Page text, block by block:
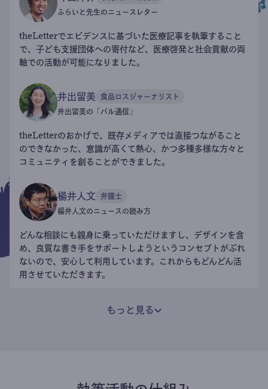
ふらいと先生のニュースレター
theLetterでエビデンスに基づいた医療記事を執筆すること
で、子ども支援団体への寄付など、医療啓発と社会貢献の両
軸での活動が可能になりました。
井出留美 食品ロスジャーナリスト
井出留美の「パル通信」
theLetterのおかげで、既存メディアでは直接つながること
のできなかった、意識が高くて熱心、かつ多種多様な方々と
コミュニティを創ることができました。
楊井人文 弁護士
楊井人文のニュースの読み方
どんな相談にも親身に乗っていただけますし、デザインを含
め、良質な書き手をサポートしようというコンセプトがぶれ
ないので、安心して利用しています。これからもどんどん活
用させていただきます。
もっと見る